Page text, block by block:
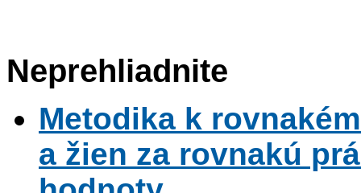
Neprehliadnite
Metodika k
a žien za rovnakú